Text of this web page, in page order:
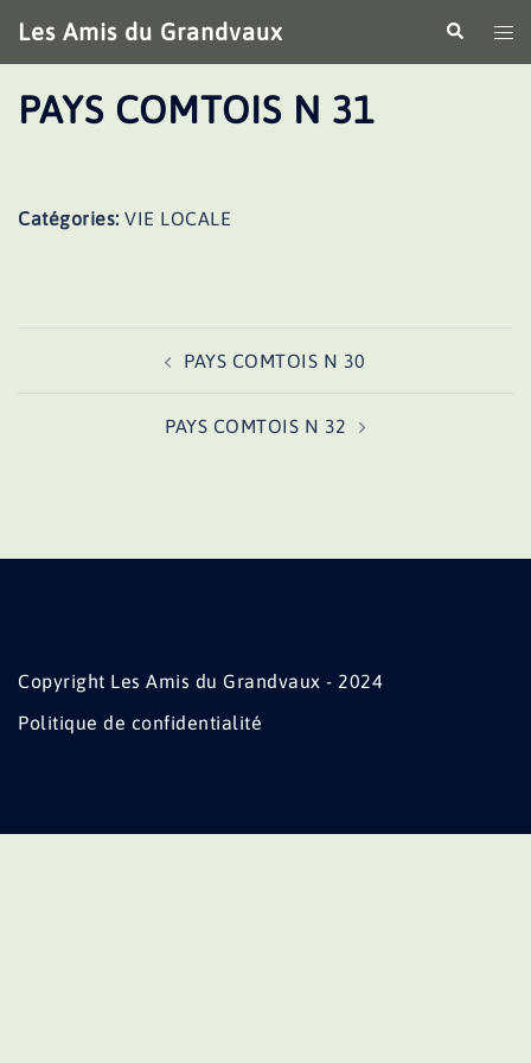
au
contenu
Les Amis du Grandvaux
le
PAYS COMTOIS N 31
Catégories: VIE LOCALE
PAYS COMTOIS N 30
PAYS COMTOIS N 32
Copyright Les Amis du Grandvaux - 2024
Politique de confidentialité